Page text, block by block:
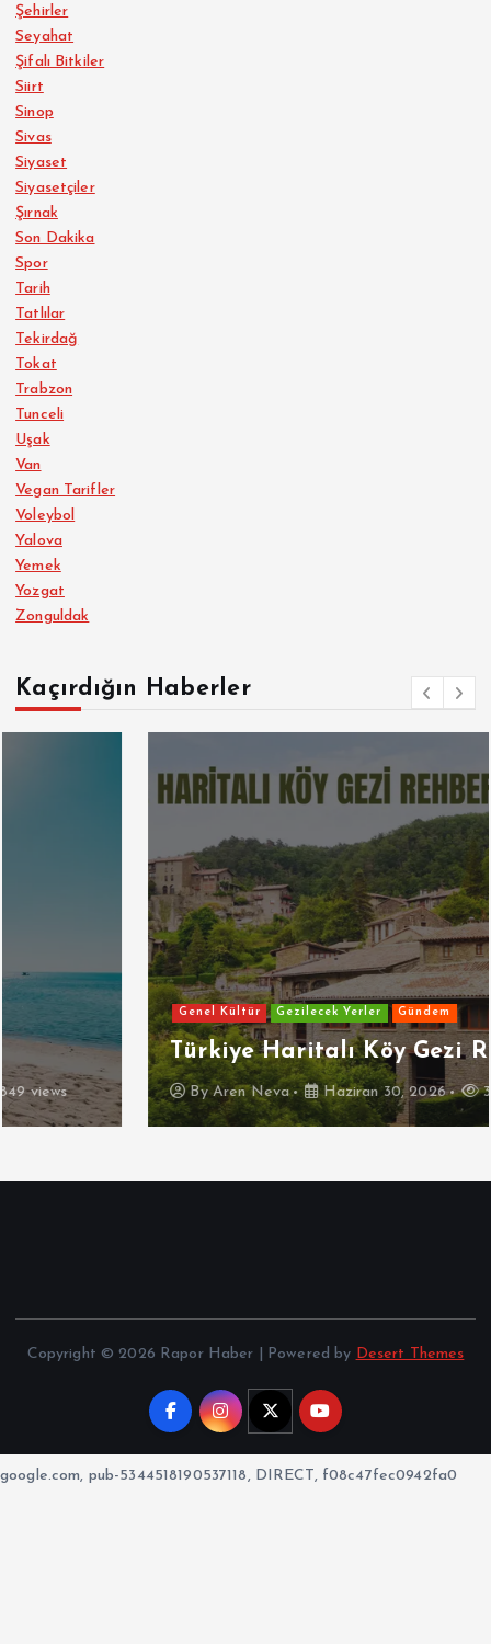
Şehirler
Seyahat
Şifalı Bitkiler
Siirt
Sinop
Sivas
Siyaset
Siyasetçiler
Şırnak
Son Dakika
Spor
Tarih
Tatlılar
Tekirdağ
Tokat
Trabzon
Tunceli
Uşak
Van
Vegan Tarifler
Voleybol
Yalova
Yemek
Yozgat
Zonguldak
Kaçırdığın Haberler
Gezilecek Yerler Gündem
Türkiye Haritalı Köy Gezi Rehberi
ByAren Neva Haziran 30, 2026 3940 views
Copyright © 2026 Rapor Haber | Powered by Desert Themes
google.com, pub-5344518190537118, DIRECT, f08c47fec0942fa0